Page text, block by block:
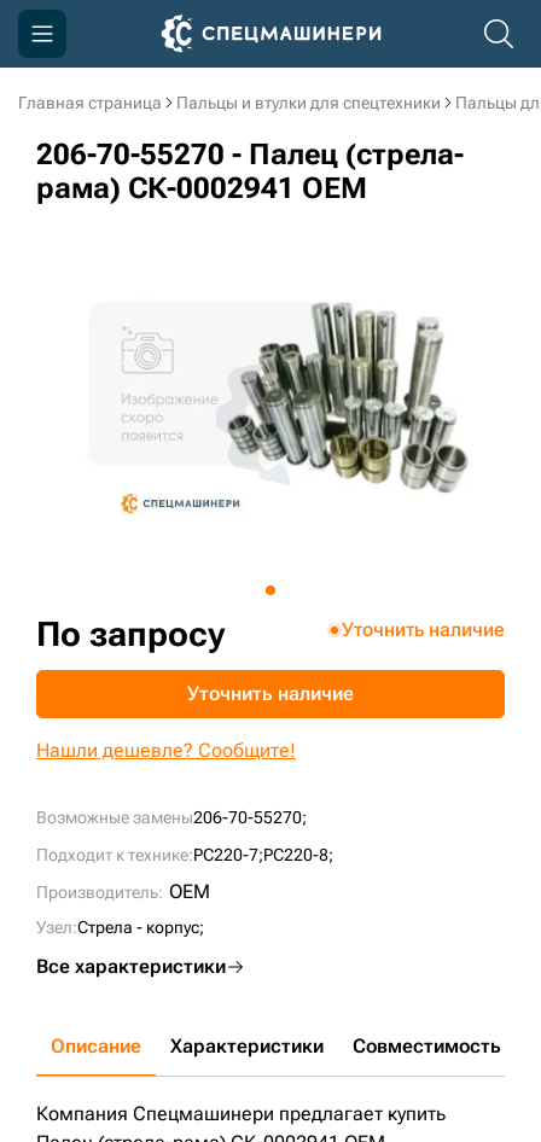
Главная страница Пальцы и втулки для спецтехники Пальцы
206-70-55270 - Палец (стрела-
рама) СК-0002941 OEM
Возможные замены206-70-55270;
Подходит к технике:PC220-7;PC220-8;
Производитель: OEM
Узел:Стрела - корпус;
Все характеристики
По запросу Уточнить наличие
Уточнить наличие
Нашли дешевле? Сообщите!
Описание Характеристики Совместимость
Компания Спецмашинери предлагает купить
Компания
Акции
3D тур по производству
3D тур по складам
sksale@skdst.ru